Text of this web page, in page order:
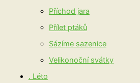
Příchod jara
Přílet ptáků
Sázíme sazenice
Velikonoční svátky
. Léto